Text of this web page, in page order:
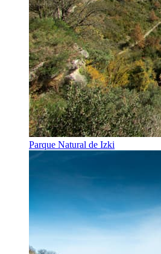
Parque Natural de Izki